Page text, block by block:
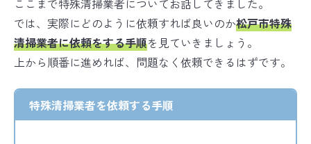
ここまで特殊清掃業者についてお話してきました。
では、実際にどのように依頼すれば良いのか松戸市特殊
清掃業者に依頼をする手順を見ていきましょう。
上から順番に進めれば、問題なく依頼できるはずです。
特殊清掃業者を依頼する手順